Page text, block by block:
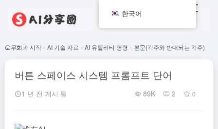
무화과 시작 - AI 기술 자료 - AI 유틸리티 명령 - 본문(각주와 반대되는 각주)
버튼 스페이스 시스템 프롬프트 단어
1 년 전 게시 됨 89K 2 0
한국어